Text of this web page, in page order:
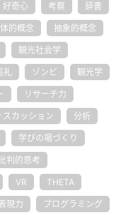
好奇心 考察 辞書
的概念 抽象的概念
観光社会学
礼 ゾンビ 観光学
リサーチ力
スカッション 分析
学びの場づくり
判的思考
VR THETA
現力 プログラミング